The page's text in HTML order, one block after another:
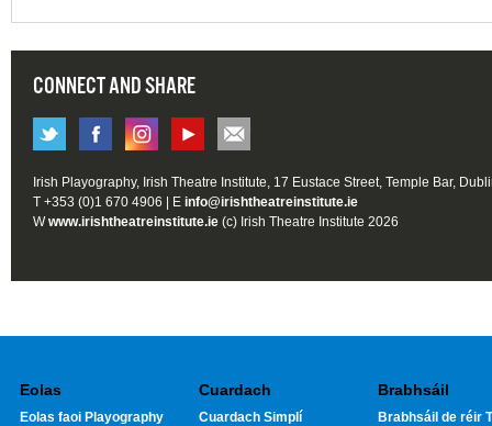
CONNECT AND SHARE
Irish Playography, Irish Theatre Institute, 17 Eustace Street, Temple Bar,
T +353 (0)1 670 4906 | E info@irishtheatreinstitute.ie
Wwww.irishtheatreinstitute.ie (c) Irish Theatre Institute 2026
Eolas
Eolas faoi Playography
Cuardach
Cuardach Simplí
Brabhsáil
Brabhsáil de réir